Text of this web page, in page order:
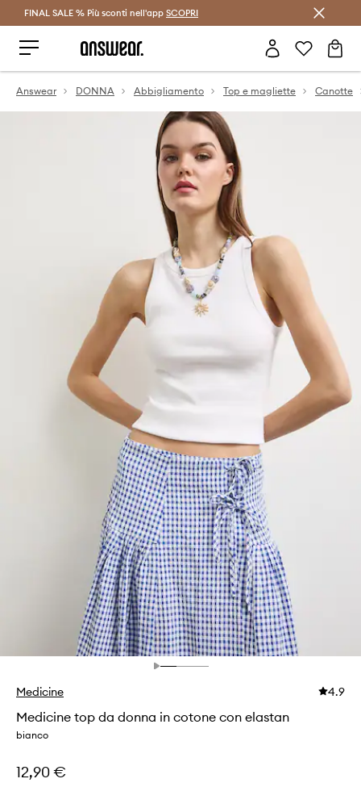
Risparmia con Answear Club >
FINAL SALE % Più sconti nell'app SCOPRI
Answear DONNA Abbigliamento Top e magliette Canotte
Medicine 4.9
Medicine top da donna in cotone con elastan
bianco
12,90 €